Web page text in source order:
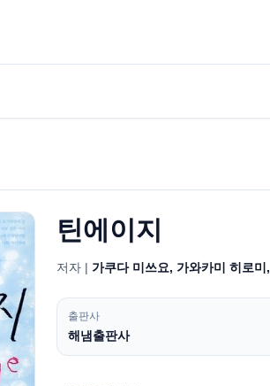
틴에이지
저자 | 가쿠다 미쓰요, 가와카미 히로
출판사
해냄출판사